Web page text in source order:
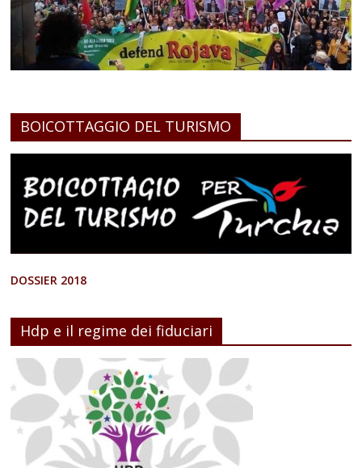
BOICOTTAGGIO DEL TURISMO
DOSSIER 2018
Hdp e il regime dei fiduciari